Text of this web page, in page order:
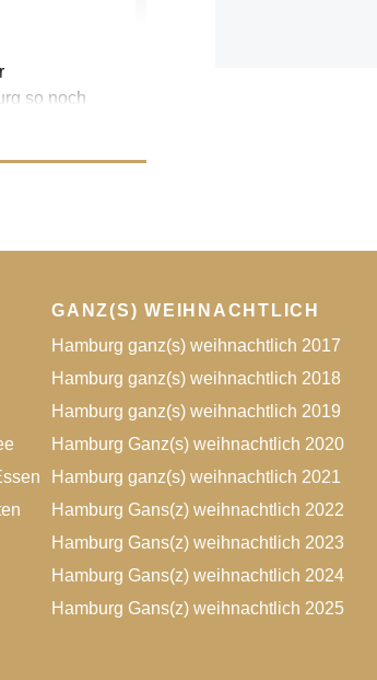
so noch
GANZ(S) WEIHNACHTLICH
Hamburg ganz(s) weihnachtlich 2017
Hamburg ganz(s) weihnachtlich 2018
Hamburg ganz(s) weihnachtlich 2019
Hamburg Ganz(s) weihnachtlich 2020
Hamburg ganz(s) weihnachtlich 2021
Hamburg Gans(z) weihnachtlich 2022
Hamburg Gans(z) weihnachtlich 2023
Hamburg Gans(z) weihnachtlich 2024
Hamburg Gans(z) weihnachtlich 2025